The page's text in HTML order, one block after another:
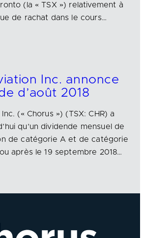
(la « TSX ») relativement à
de rachat dans le cours…
Inc. annonce
d’août 2018
(« Chorus ») (TSX: CHR) a
qu’un dividende mensuel de
de catégorie A et de catégorie
après le 19 septembre 2018…